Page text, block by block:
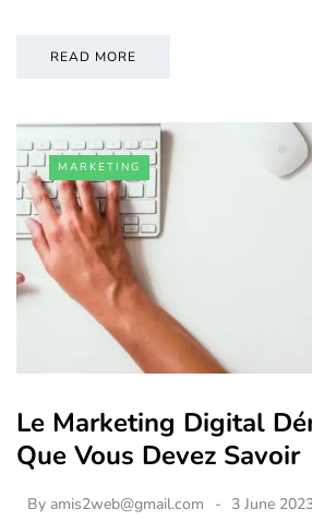
READ MORE
MARKETING
Le Marketing Digital
Que Vous Devez Savoir
By amis2web@gmail.com 3 June